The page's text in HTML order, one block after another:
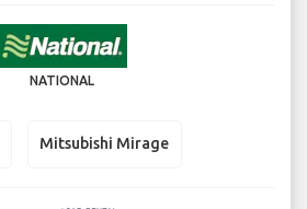
NATIONAL
Mitsubishi Mirage